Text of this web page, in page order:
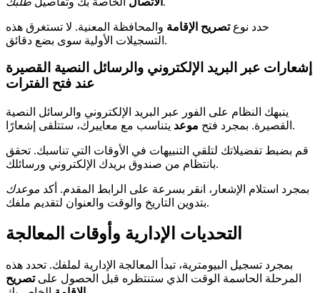
حدد نوعتصريح الإقامة والمحافظة المعنية. لا تستغرق هذه
التسجيلات الأولية سوى بضع دقائق.
إشعارات عبر البريد الإلكتروني والرسائل النصية القصيرة
عند فتح الفترات
ينبهك النظام على الفور عبر البريد الإلكتروني والرسائل النصية
القصيرة. بمجرد فتح موعد يتناسب مع معاييرك، ستتلقى إشعارًا.
قم بضبط تفضيلاتك لتلقي التنبيهات في الأوقات التي تناسبك. تحقق
بانتظام من صندوق بريدك الإلكتروني ورسائلك.
بمجرد استلام الإشعار، انقر بسرعة على الرابط المقدم. أكد موعدك
بتدوين التاريخ والوقت والعنوان لتقديم ملفك.
التحديات الإدارية وأوقات المعالجة
بمجرد تسجيل البيومترية، تبدأ المعالجة الإدارية لملفك. تحدد هذه
المرحلة الحاسمة الوقت الذي ستنتظره قبل الحصول علىتصريح